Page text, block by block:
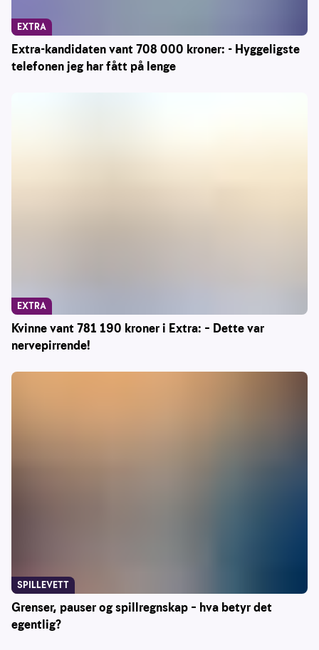
Extra-kandidaten vant 708 000 kroner: - Hyggeligste
telefonen jeg har fått på lenge
EXTRA
Kvinne vant 781 190 kroner i Extra: – Dette var
nervepirrende!
EXTRA
Grenser, pauser og spillregnskap – hva betyr det
egentlig?
SPILLEVETT